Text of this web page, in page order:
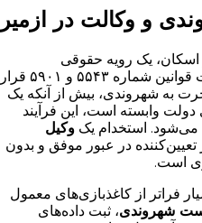
و وکالت در ازمیر
یک رویه حقوقی
چندمرحله‌ای است که تحت حاکمیت قوانین شماره ۵۵۴۳ و ۵۹۰۱ قرار
به شهروندی، بیش از آنکه یک
وابسته است، این فرآیند
می‌شود. استخدام یک وکیل
در عبور موفق و بدون
است.
فراتر از کاغذبازی‌های معمول
شهروندی، ثبت داده‌های